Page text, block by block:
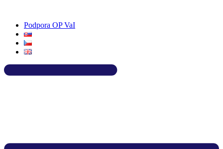
obsah
Podpora OP VaI